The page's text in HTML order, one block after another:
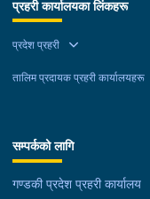
प्रहरी कार्यालयका लिंकहरू
प्रदेश प्रहरी
तालिम प्रदायक प्रहरी कार्यालयहरू
सम्पर्कको लागि
गण्डकी प्रदेश प्रहरी कार्यालय